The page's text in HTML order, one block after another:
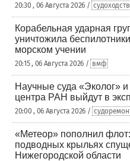
20:30 , 06 Августа 2026 /
Корабельная ударная
уничтожила
морском учении
20:15 , 06 Августа 2026 / вмф
Научные суда «Эколог»
центра РАН выйдут в
20:00 , 06 Августа 2026 /
«Метеор» пополнил
подводных крыльях
Нижегородской области